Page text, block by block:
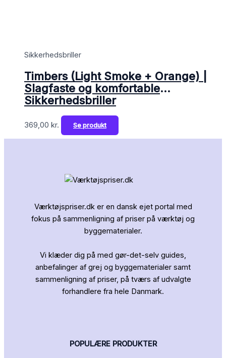
Sikkerhedsbriller
Timbers (Light Smoke + Orange) |
Slagfaste og komfortable
Sikkerhedsbriller
369,00 kr. Se produkt
Værktøjspriser.dk er en dansk ejet portal med
fokus på sammenligning af priser på værktøj og
byggematerialer.
Vi klæder dig på med gør-det-selv guides,
anbefalinger af grej og byggematerialer samt
sammenligning af priser, på tværs af udvalgte
forhandlere fra hele Danmark.
POPULÆRE PRODUKTER